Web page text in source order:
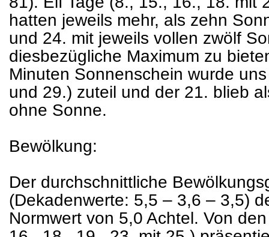
hatten jeweils mehr, als zehn
und 24. mit jeweils vollen zwölf
diesbezügliche Maximum zu
Minuten Sonnenschein wurde
und 29.) zuteil und der 21. blieb
ohne Sonne.
Bewölkung:
Der durchschnittliche
(Dekadenwerte: 5,5 – 3,6 – 3,5)
Normwert von 5,0 Achtel. Von